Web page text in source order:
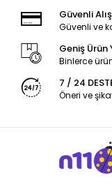
Güvenli
Güvenli ve
Geniş Ürün
Binlerce
7 / 24
Öneri ve